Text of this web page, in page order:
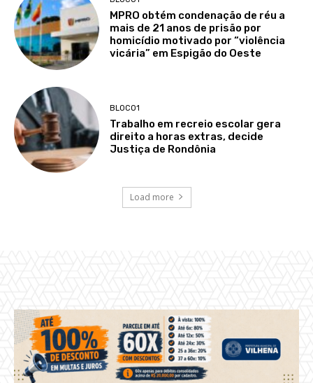
MPRO obtém condenação de réu a
mais de 21 anos de prisão por
homicídio motivado por “violência
vicária” em Espigão do Oeste
BLOCO1
Trabalho em recreio escolar gera
direito a horas extras, decide
Justiça de Rondônia
Load more